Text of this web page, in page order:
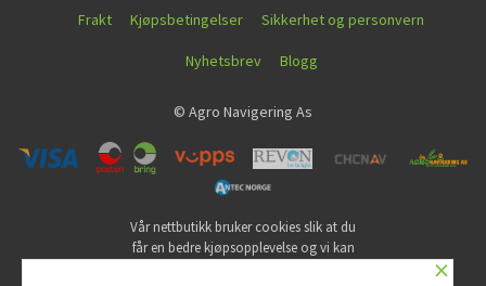
Frakt Kjøpsbetingelser Sikkerhet og personvern
Nyhetsbrev Blogg
© Agro Navigering As
Vår nettbutikk bruker cookies slik at du
får en bedre kjøpsopplevelse og vi kan
×